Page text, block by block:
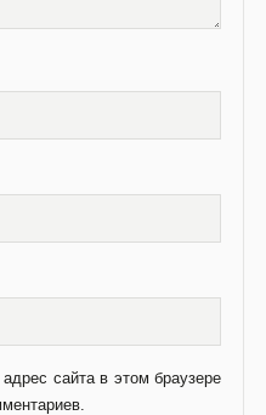
сайта в этом браузере